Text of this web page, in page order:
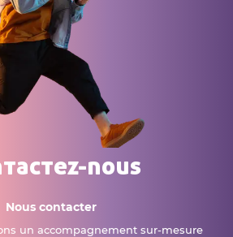
nous
Nous contacter
un accompagnement sur-mesure